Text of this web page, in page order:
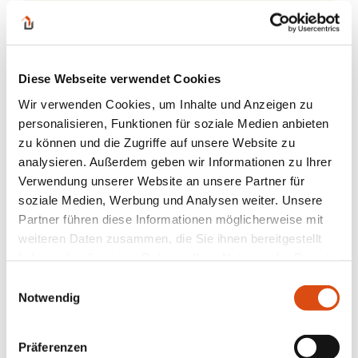
Diese Webseite verwendet Cookies
Wir verwenden Cookies, um Inhalte und Anzeigen zu
personalisieren, Funktionen für soziale Medien anbieten
zu können und die Zugriffe auf unsere Website zu
analysieren. Außerdem geben wir Informationen zu Ihrer
Verwendung unserer Website an unsere Partner für
soziale Medien, Werbung und Analysen weiter. Unsere
Partner führen diese Informationen möglicherweise mit
weiteren Daten zusammen, die Sie ihnen bereitgestellt
Notwendig
Präferenzen
Eigentumswohnungen
ZU DEN ANGEBOTEN